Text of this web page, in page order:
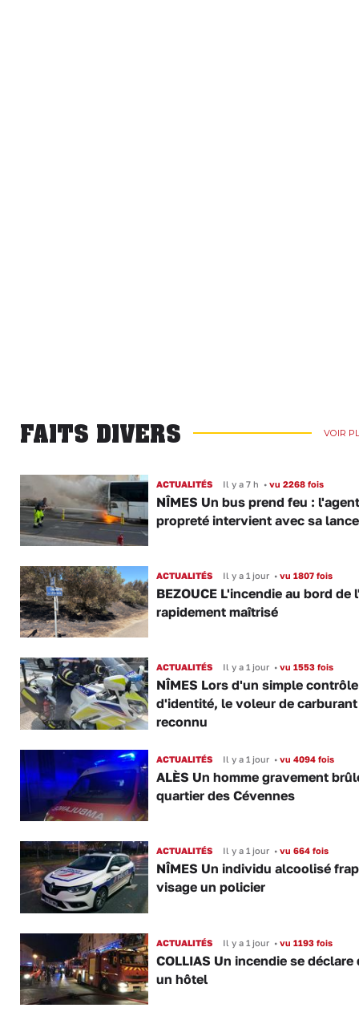
FAITS DIVERS VOIR
ACTUALITÉS Il y a 7 h •vu 2268 fois
NÎMES Un bus prend feu :
propreté intervient avec sa lance
ACTUALITÉS Il y a 1 jour •vu 1807 fois
BEZOUCE L'incendie au bord de
rapidement maîtrisé
ACTUALITÉS Il y a 1 jour •vu 1553 fois
NÎMES Lors d'un simple contrôle
d'identité, le voleur de
reconnu
ACTUALITÉS Il y a 1 jour •vu 4094 fois
ALÈS Un homme gravement
quartier des Cévennes
ACTUALITÉS Il y a 1 jour •vu 664 fois
NÎMES Un individu alcoolisé
visage un policier
ACTUALITÉS Il y a 1 jour •vu 1193 fois
COLLIAS Un incendie se déclare
un hôtel